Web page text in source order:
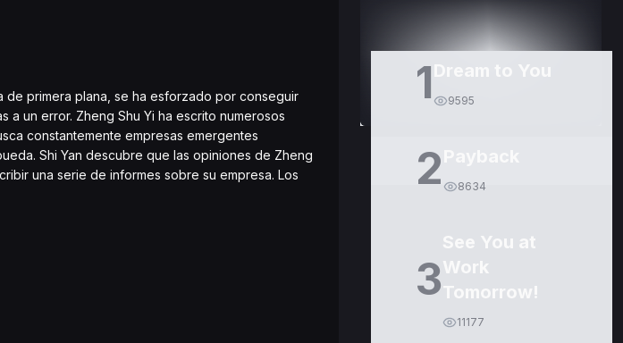
de primera plana, se ha esforzado por conseguir
a un error. Zheng Shu Yi ha escrito numerosos
constantemente empresas emergentes
Shi Yan descubre que las opiniones de Zheng
una serie de informes sobre su empresa. Los
1 9595
2 8634
3
See You at
Work
Tomorrow!
11177